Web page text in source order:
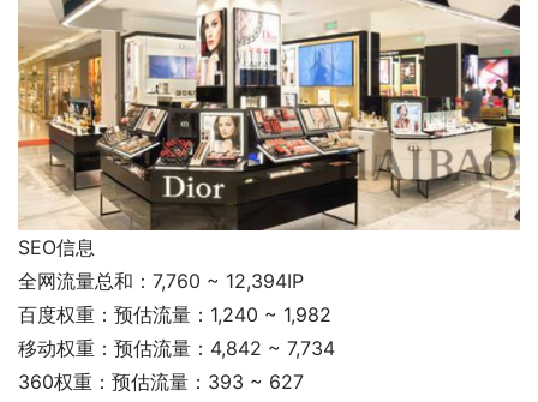
SEO信息
全网流量总和：7,760 ~ 12,394IP
百度权重：预估流量：1,240 ~ 1,982
移动权重：预估流量：4,842 ~ 7,734
360权重：预估流量：393 ~ 627